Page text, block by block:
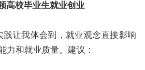
高校毕业生就业创业
践让我体会到，就业观念直接影响
力和就业质量。建议：